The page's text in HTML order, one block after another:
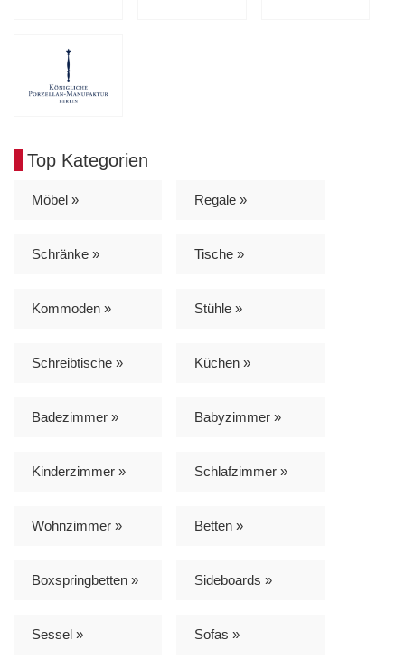
Top Kategorien
Möbel » Regale »
Schränke » Tische »
Kommoden » Stühle »
Schreibtische » Küchen »
Badezimmer » Babyzimmer »
Kinderzimmer » Schlafzimmer »
Wohnzimmer » Betten »
Boxspringbetten » Sideboards »
Sessel » Sofas »